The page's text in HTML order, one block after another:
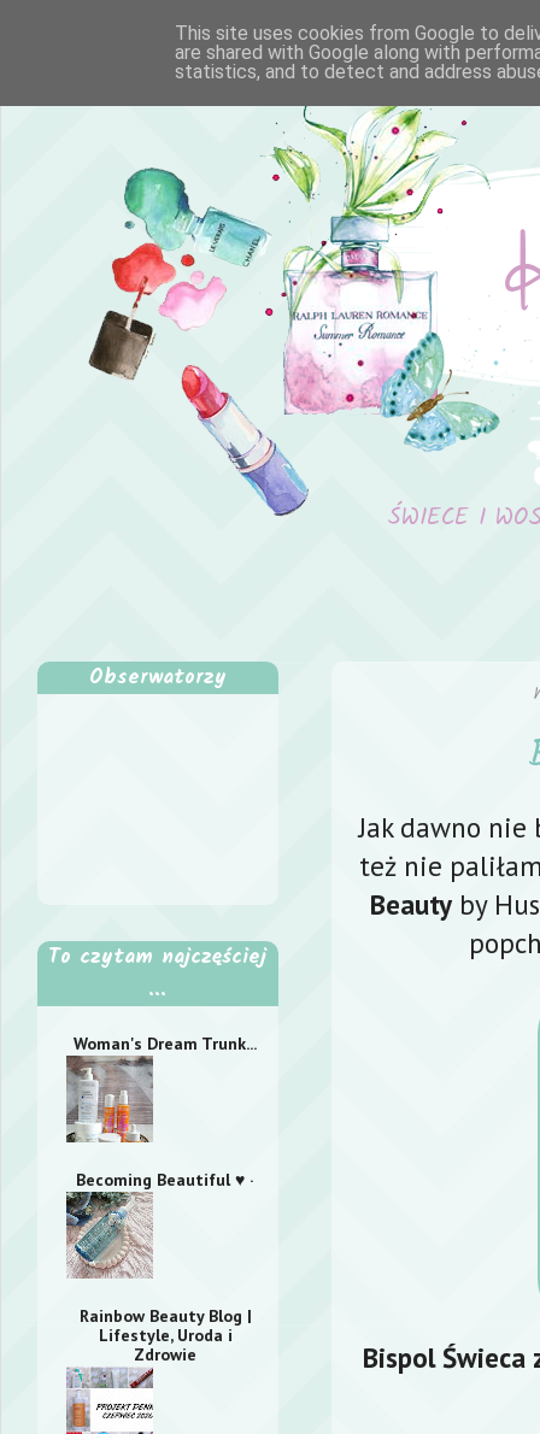
ŚWIECE I
Jak dawno nie
też nie
Beauty by
BispolŚwieca
Obserwatorzy
To czytam najczęściej
...
Woman's Dream Trunk...
Becoming Beautiful ♥ ·
Rainbow Beauty Blog |
Lifestyle, Uroda i
Zdrowie
This site uses cookies from Google to
are shared with Google along with
statistics, and to detect and address